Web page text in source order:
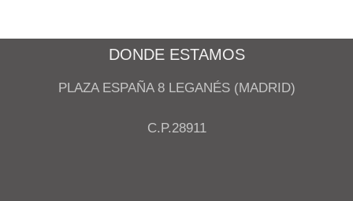
DONDE ESTAMOS
PLAZA ESPAÑA 8 LEGANÉS (MADRID)
C.P.28911